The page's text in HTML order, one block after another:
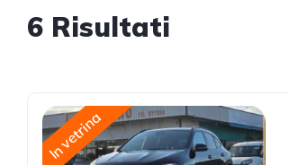
6 Risultati
In vetrina